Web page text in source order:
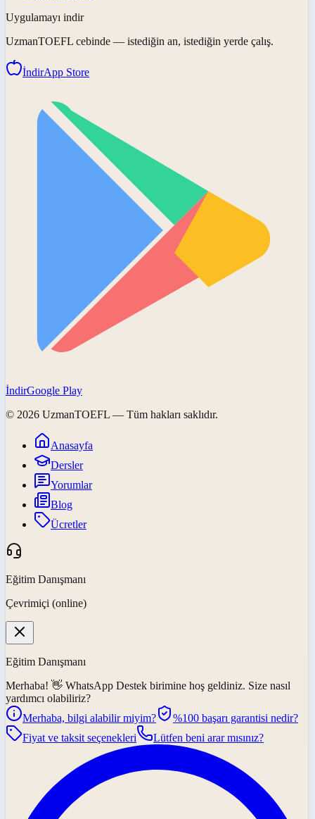
Uygulamayı indir
UzmanTOEFL cebinde — istediğin an, istediğin yerde çalış.
İndirApp Store
İndirGoogle Play
© 2026 UzmanTOEFL — Tüm hakları saklıdır.
Anasayfa
Dersler
Yorumlar
Blog
Ücretler
Eğitim Danışmanı
Çevrimiçi (online)
Eğitim Danışmanı
Merhaba! 👋 WhatsApp Destek birimine hoş geldiniz. Size nasıl
yardımcı olabiliriz?
Merhaba, bilgi alabilir miyim?
%100 başarı garantisi nedir?
Fiyat ve taksit seçenekleri
Lütfen beni arar mısınız?